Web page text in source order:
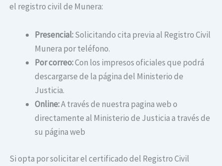
el registro civil de Munera:
Presencial:Solicitando cita previa al Registro Civil
Munera por teléfono.
Por correo:Con los impresos oficiales que podrá
descargarse de la página del Ministerio de
Justicia.
Online:A través de nuestra pagina web o
directamente al Ministerio de Justicia a través de
su página web
Si opta por solicitar el certificado del Registro Civil